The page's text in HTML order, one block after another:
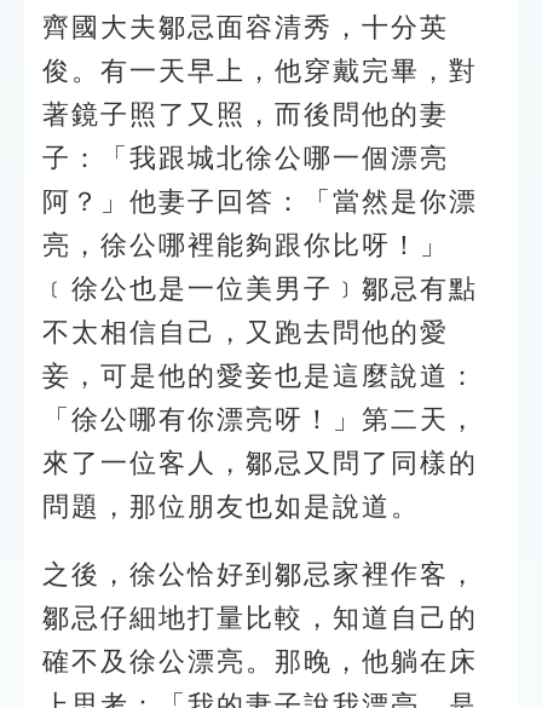
齊國大夫鄒忌面容清秀，十分英
俊。有一天早上，他穿戴完畢，對
著鏡子照了又照，而後問他的妻
子：「我跟城北徐公哪一個漂亮
阿？」他妻子回答：「當然是你漂
亮，徐公哪裡能夠跟你比呀！」
﹝徐公也是一位美男子﹞鄒忌有點
不太相信自己，又跑去問他的愛
妾，可是他的愛妾也是這麼說道：
「徐公哪有你漂亮呀！」第二天，
來了一位客人，鄒忌又問了同樣的
問題，那位朋友也如是說道。
之後，徐公恰好到鄒忌家裡作客，
鄒忌仔細地打量比較，知道自己的
確不及徐公漂亮。那晚，他躺在床